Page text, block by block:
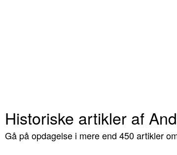
Historiske artikler af
Gå på opdagelse i mere end 450 artikler